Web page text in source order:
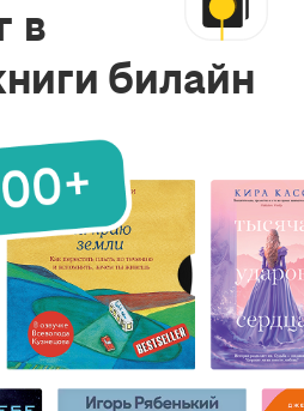
в
билайн